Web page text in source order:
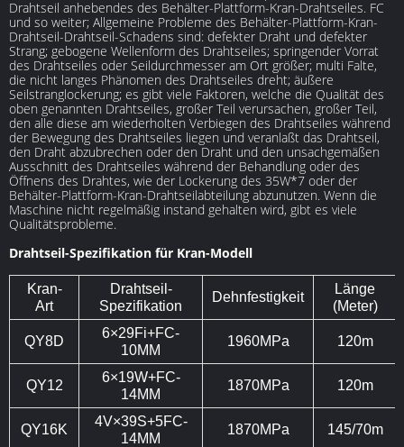
Drahtseil anhebendes des Behälter-Plattform-Kran-Drahtseiles. FC
und so weiter; Allgemeine Probleme des Behälter-Plattform-Kran-
Drahtseil-Drahtseil-Schadens sind: defekter Draht und defekter
Strang; gebogene Wellenform des Drahtseiles; springender Vorrat
des Drahtseiles oder Seildurchmesser am Ort größer; multi Falte,
die nicht langes Phänomen des Drahtseiles dreht; äußere
Seilstranglockerung; es gibt viele Faktoren, welche die Qualität des
oben genannten Drahtseiles, großer Teil verursachen, großer Teil,
den alle diese am wiederholten Verbiegen des Drahtseiles während
der Bewegung des Drahtseiles liegen und veranlaßt das Drahtseil,
den Draht abzubrechen oder den Draht und den unsachgemäßen
Ausschnitt des Drahtseiles während der Behandlung oder des
Öffnens des Drahtes, wie der Lockerung des 35W*7 oder der
Behälter-Plattform-Kran-Drahtseilabteilung abzunutzen. Wenn die
Maschine nicht regelmäßig instand gehalten wird, gibt es viele
Qualitätsprobleme.
Drahtseil-Spezifikation für Kran-Modell
Kran-
Art
Drahtseil-
Spezifikation
Dehnfestigkeit
Länge
(Meter)
QY8D
6×29Fi+FC-
10MM
1960MPa 120m
QY12
6×19W+FC-
14MM
1870MPa 120m
QY16K
4V×39S+5FC-
14MM
1870MPa 145/70m